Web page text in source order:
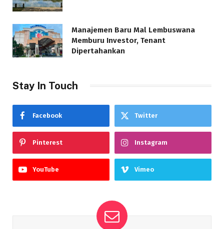
Manajemen Baru Mal Lembuswana
Memburu Investor, Tenant
Dipertahankan
Stay In Touch
Facebook Twitter
Pinterest Instagram
YouTube Vimeo